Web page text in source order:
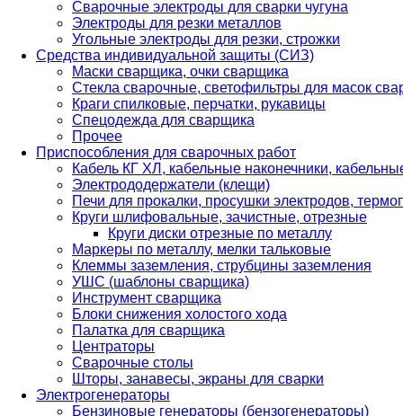
Сварочные электроды для сварки чугуна
Электроды для резки металлов
Угольные электроды для резки, строжки
Средства индивидуальной защиты (СИЗ)
Маски сварщика, очки сварщика
Стекла сварочные, светофильтры для масок
Краги спилковые, перчатки, рукавицы
Спецодежда для сварщика
Прочее
Приспособления для сварочных работ
Кабель КГ ХЛ, кабельные наконечники,
Электрододержатели (клещи)
Печи для прокалки, просушки электродов,
Круги шлифовальные, зачистные, отрезные
Круги диски отрезные по металлу
Маркеры по металлу, мелки тальковые
Клеммы заземления, струбцины заземления
УШС (шаблоны сварщика)
Инструмент сварщика
Блоки снижения холостого хода
Палатка для сварщика
Центраторы
Сварочные столы
Шторы, занавесы, экраны для сварки
Электрогенераторы
Бензиновые генераторы (бензогенераторы)